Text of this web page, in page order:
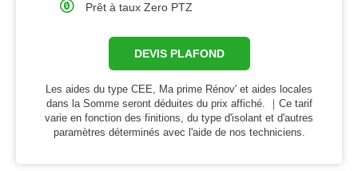
Prêt à taux Zero PTZ
DEVIS PLAFOND
Les aides du type CEE, Ma prime Rénov' et aides locales
dans la Somme seront déduites du prix affiché. ｜Ce tarif
varie en fonction des finitions, du type d'isolant et d'autres
paramètres déterminés avec l'aide de nos techniciens.